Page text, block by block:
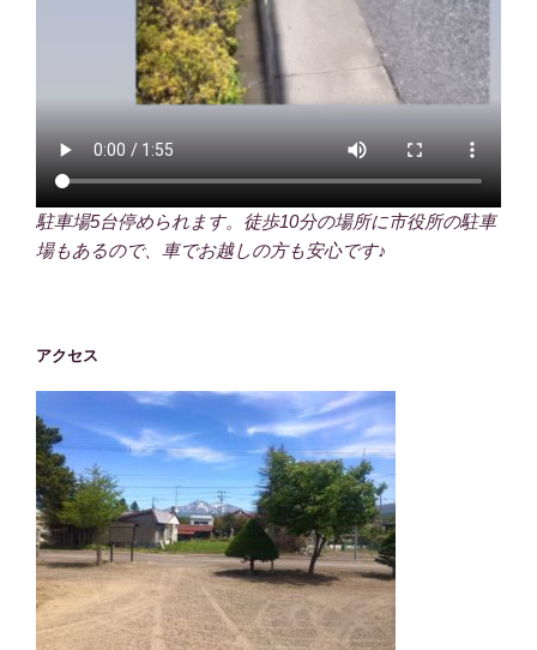
駐車場5台停められます。徒歩10分の場所に市役所の駐車
場もあるので、車でお越しの方も安心です♪
アクセス